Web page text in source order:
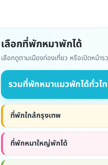
เลือกที่พักหมาพักได้
เลือกดูตามเมืองท่องเที่ยว หรือเปิดหน้า
รวมที่พักหมาแมวพักได้ทั่วไ
ที่พักใกล้กรุงเทพ
ที่พักหมาใหญ่พักได้